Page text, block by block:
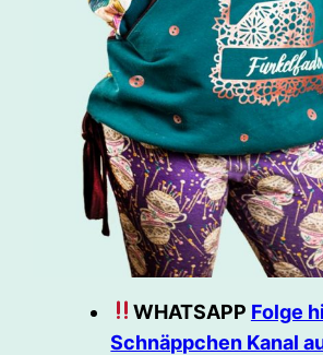
WHATSAPP Folge
Schnäppchen Kanal